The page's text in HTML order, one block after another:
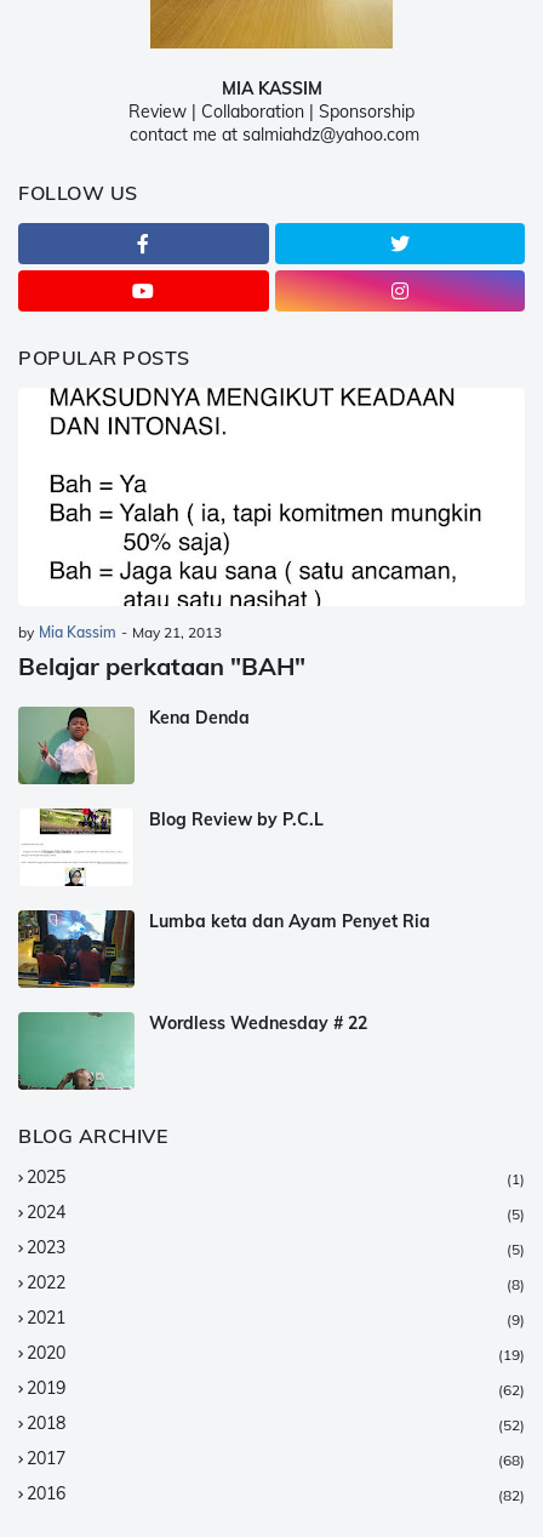
MIA KASSIM
Review | Collaboration | Sponsorship
contact me at salmiahdz@yahoo.com
FOLLOW US
POPULAR POSTS
by Mia Kassim - May 21, 2013
Belajar perkataan "BAH"
Kena Denda
Blog Review by P.C.L
Lumba keta dan Ayam Penyet Ria
Wordless Wednesday # 22
BLOG ARCHIVE
2025 (1)
2024 (5)
2023 (5)
2022 (8)
2021 (9)
2020 (19)
2019 (62)
2018 (52)
2017 (68)
2016 (82)